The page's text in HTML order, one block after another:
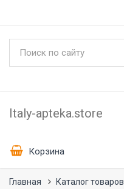
Italy-apteka.store
Корзина
Главная Каталог товаров